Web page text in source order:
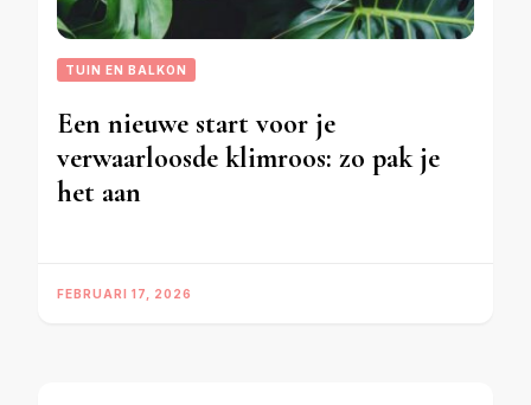
TUIN EN BALKON
Een nieuwe start voor je
verwaarloosde klimroos: zo pak je
het aan
FEBRUARI 17, 2026